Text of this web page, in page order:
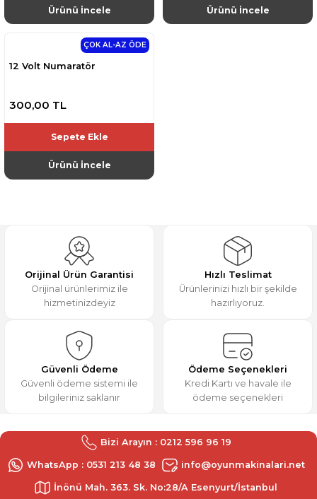
Ürünü İncele Ürünü İncele
ÇOK AL-AZ ÖDE
12 Volt Numaratör
300,00 TL
Sepete Ekle
Ürünü İncele
Orijinal Ürün Garantisi
Orijinal ürünlerimiz ile
hizmetinizdeyiz
Hızlı Teslimat
Ürünlerinizi hızlı bir şekilde
hazırlıyoruz.
Güvenli Ödeme
Güvenli ödeme sistemi ile
bilgileriniz saklanır
Ödeme Seçenekleri
Kredi Kartı ve havale ile
ödeme seçenekleri
Bizi Arayın : 0212 596 96 19
WhatsApp : 0531 213 48 38 info@oyunmakinalari.net
İnönü Mah. 363. Sk. No:28/A Esenyurt/İstanbul